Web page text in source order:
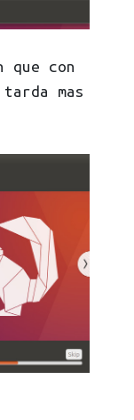
que con
mas